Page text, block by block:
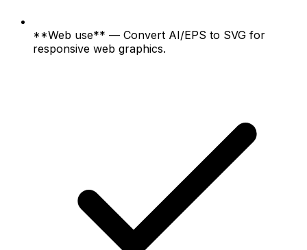
**Web use** — Convert AI/EPS to SVG for
responsive web graphics.